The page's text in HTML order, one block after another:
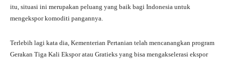
itu, situasi ini merupakan peluang yang baik bagi Indonesia untuk
mengekspor komoditi pangannya.
Terlebih lagi kata dia, Kementerian Pertanian telah mencanangkan program
Gerakan Tiga Kali Ekspor atau Gratieks yang bisa mengakselerasi ekspor